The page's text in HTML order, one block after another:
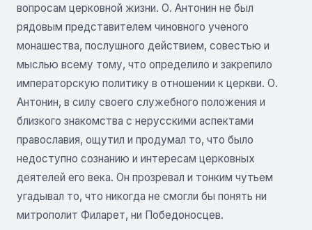
вопросам церковной жизни. О. Антонин не был
рядовым представителем чиновного ученого
монашества, послушного действием, совестью и
мыслью всему тому, что определило и закрепило
императорскую политику в отношении к церкви. О.
Антонин, в силу своего служебного положения и
близкого знакомства с нерусскими аспектами
православия, ощутил и продумал то, что было
недоступно сознанию и интересам церковных
деятелей его века. Он прозревал и тонким чутьем
угадывал то, что никогда не смогли бы понять ни
митрополит Филарет, ни Победоносцев.